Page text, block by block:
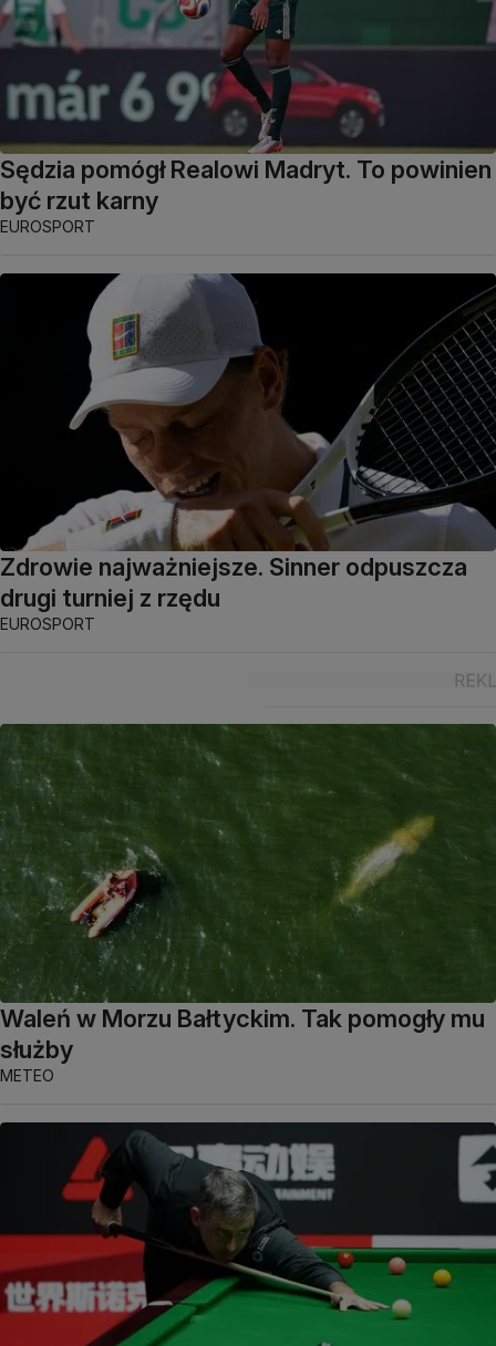
Sędzia pomógł Realowi Madryt. To powinien
być rzut karny
EUROSPORT
Zdrowie najważniejsze. Sinner odpuszcza
drugi turniej z rzędu
EUROSPORT
Waleń w Morzu Bałtyckim. Tak pomogły mu
służby
METEO